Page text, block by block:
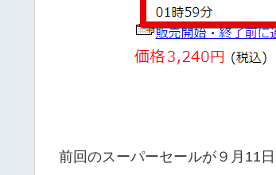
前回のスーパーセールが９月11